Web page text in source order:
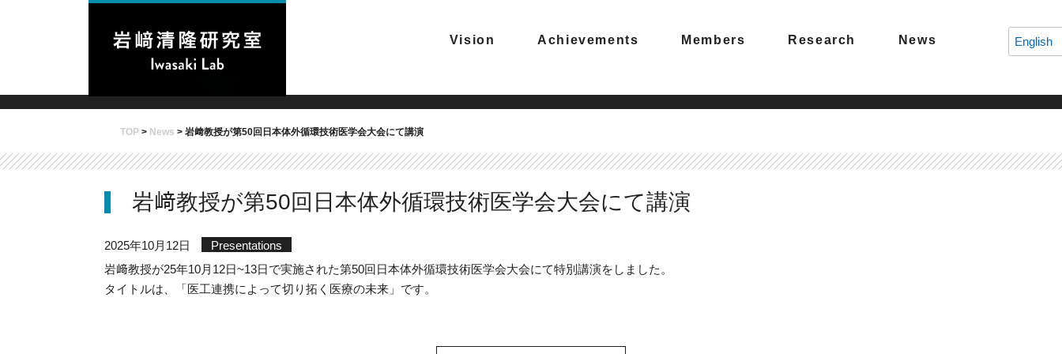
Vision Achievements Members Research News English
TOP > News > 岩﨑教授が第50回日本体外循環技術医学会大会にて講演
岩﨑教授が第50回日本体外循環技術医学会大会にて講演
2025年10月12日
Presentations
岩﨑教授が25年10月12日~13日で実施された第50回日本体外循環技術医学会大会にて特別講演をしました。
タイトルは、「医工連携によって切り拓く医療の未来」です。